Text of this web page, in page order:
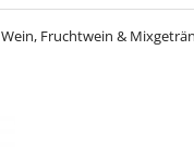
Wein, Fruchtwein &